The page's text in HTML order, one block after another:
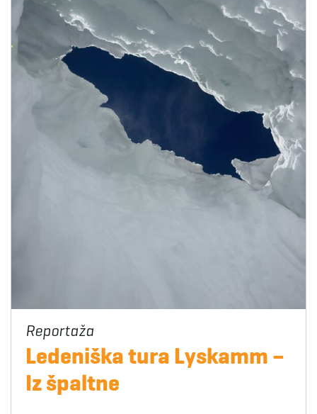
Ledeniška tura Lyskamm –
Iz špaltne